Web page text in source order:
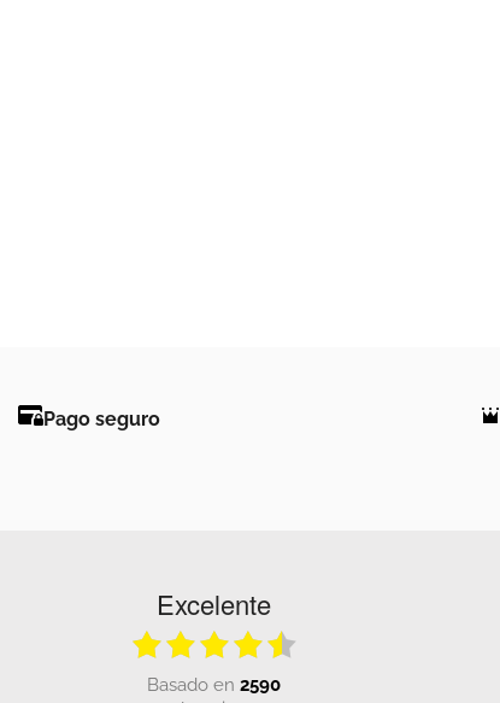
Pago seguro
Excelente
basado en 2590